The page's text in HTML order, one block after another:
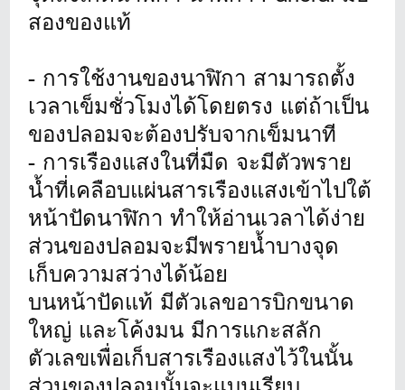
สองของแท้
- การใช้งานของนาฬิกา สามารถตั้ง
เวลาเข็มชั่วโมงได้โดยตรง แต่ถ้าเป็น
ของปลอมจะต้องปรับจากเข็มนาที
- การเรืองแสงในที่มืด จะมีตัวพราย
น้ำที่เคลือบแผ่นสารเรืองแสงเข้าไปใต้
หน้าปัดนาฬิกา ทำให้อ่านเวลาได้ง่าย
ส่วนของปลอมจะมีพรายน้ำบางจุด
เก็บความสว่างได้น้อย
บนหน้าปัดแท้ มีตัวเลขอารบิกขนาด
ใหญ่ และโค้งมน มีการแกะสลัก
ตัวเลขเพื่อเก็บสารเรืองแสงไว้ในนั้น